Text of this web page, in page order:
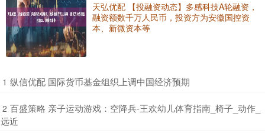
天弘优配 【投融资动态】多感科技A轮融资，
融资额数千万人民币，投资方为安徽国控资
本、新微资本等
1 ​纵信优配 国际货币基金组织上调中国经济预期
2 ​百盛策略 亲子运动游戏：空降兵-王欢幼儿体育指南_椅子_动作_
远近